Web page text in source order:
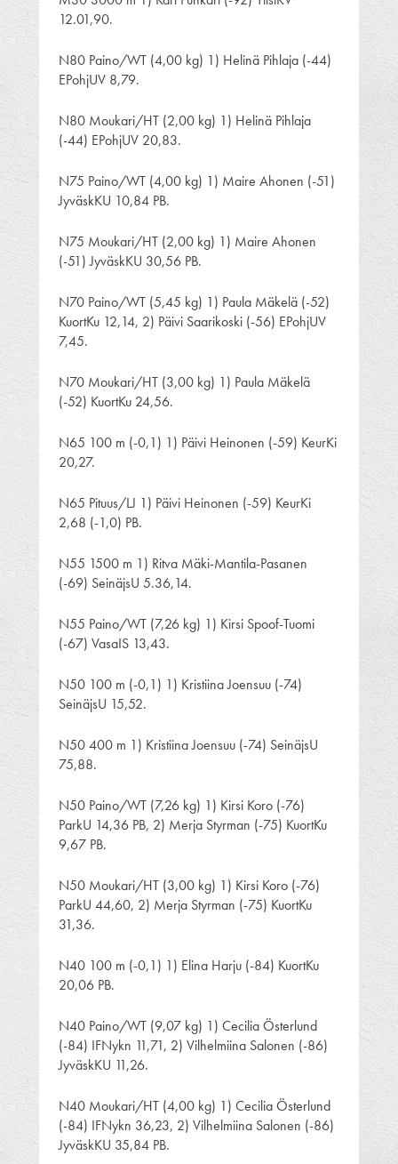
12.01,90.
N80 Paino/WT (4,00 kg) 1) Helinä Pihlaja (-44)
EPohjUV 8,79.
N80 Moukari/HT (2,00 kg) 1) Helinä Pihlaja
(-44) EPohjUV 20,83.
N75 Paino/WT (4,00 kg) 1) Maire Ahonen (-51)
JyväskKU 10,84 PB.
N75 Moukari/HT (2,00 kg) 1) Maire Ahonen
(-51) JyväskKU 30,56 PB.
N70 Paino/WT (5,45 kg) 1) Paula Mäkelä (-52)
KuortKu 12,14, 2) Päivi Saarikoski (-56) EPohjUV
7,45.
N70 Moukari/HT (3,00 kg) 1) Paula Mäkelä
(-52) KuortKu 24,56.
N65 100 m (-0,1) 1) Päivi Heinonen (-59) KeurKi
20,27.
N65 Pituus/LJ 1) Päivi Heinonen (-59) KeurKi
2,68 (-1,0) PB.
N55 1500 m 1) Ritva Mäki-Mantila-Pasanen
(-69) SeinäjsU 5.36,14.
N55 Paino/WT (7,26 kg) 1) Kirsi Spoof-Tuomi
(-67) VasaIS 13,43.
N50 100 m (-0,1) 1) Kristiina Joensuu (-74)
SeinäjsU 15,52.
N50 400 m 1) Kristiina Joensuu (-74) SeinäjsU
75,88.
N50 Paino/WT (7,26 kg) 1) Kirsi Koro (-76)
ParkU 14,36 PB, 2) Merja Styrman (-75) KuortKu
9,67 PB.
N50 Moukari/HT (3,00 kg) 1) Kirsi Koro (-76)
ParkU 44,60, 2) Merja Styrman (-75) KuortKu
31,36.
N40 100 m (-0,1) 1) Elina Harju (-84) KuortKu
20,06 PB.
N40 Paino/WT (9,07 kg) 1) Cecilia Österlund
(-84) IFNykn 11,71, 2) Vilhelmiina Salonen (-86)
JyväskKU 11,26.
N40 Moukari/HT (4,00 kg) 1) Cecilia Österlund
(-84) IFNykn 36,23, 2) Vilhelmiina Salonen (-86)
JyväskKU 35,84 PB.